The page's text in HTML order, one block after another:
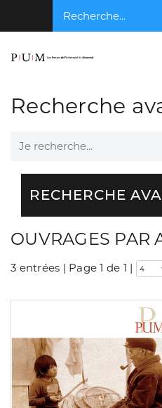
Recherche...
Recherche
Je recherche...
RECHERCHE
OUVRAGES PAR
3 entrées | Page 1 de 1 |